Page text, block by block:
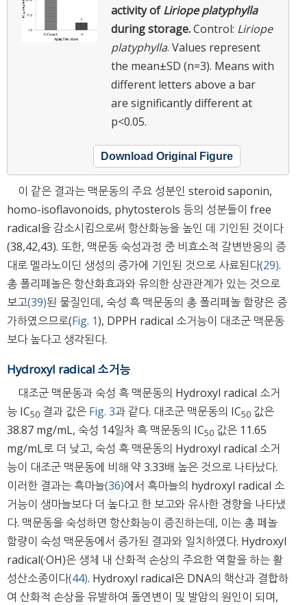
activity ofLiriope platyphylla
during storage.Control: Liriope
platyphylla. Values represent
the mean±SD (n=3). Means with
different letters above a bar
are significantly different at
p<0.05.
Download Original Figure
이 같은 결과는 맥문동의 주요 성분인 steroid saponin,
homo-isoflavonoids, phytosterols 등의 성분들이 free
radical을 감소시킴으로써 항산화능을 높인 데 기인된 것이다
(38,42,43). 또한, 맥문동 숙성과정 중 비효소적 갈변반응의 증
대로 멜라노이딘 생성의 증가에 기인된 것으로 사료된다(29).
총 폴리페놀은 항산화효과와 유의한 상관관계가 있는 것으로
보고(39)된 물질인데, 숙성 흑 맥문동의 총 폴리페놀 함량은 증
가하였으므로(Fig. 1), DPPH radical 소거능이 대조군 맥문동
보다 높다고 생각된다.
Hydroxyl radical 소거능
대조군 맥문동과 숙성 흑 맥문동의 Hydroxyl radical 소거
능 IC50 결과 값은 Fig. 3과 같다. 대조군 맥문동의 IC50 값은
38.87 mg/mL, 숙성 14일차 흑 맥문동의 IC50 값은 11.65
mg/mL로 더 낮고, 숙성 흑 맥문동의 Hydroxyl radical 소거
능이 대조군 맥문동에 비해 약 3.33배 높은 것으로 나타났다.
이러한 결과는 흑마늘(36)에서 흑마늘의 hydroxyl radical 소
거능이 생마늘보다 더 높다고 한 보고와 유사한 경향을 나타냈
다. 맥문동을 숙성하면 항산화능이 증진하는데, 이는 총 페놀
함량이 숙성 맥문동에서 증가된 결과와 일치하였다. Hydroxyl
radical(·OH)은 생체 내 산화적 손상의 주요한 역할을 하는 활
성산소종이다(44). Hydroxyl radical은 DNA의 핵산과 결합하
여 산화적 손상을 유발하여 돌연변이 및 발암의 원인이 되며,